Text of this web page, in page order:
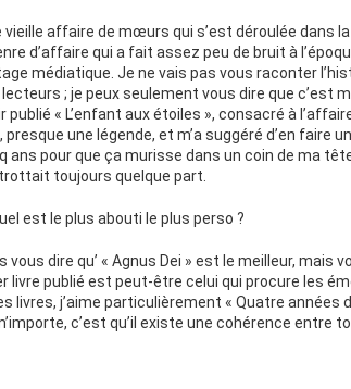
affaire de mœurs qui s’est déroulée dans
d’affaire qui a fait assez peu de bruit à
médiatique. Je ne vais pas vous raconter
; je peux seulement vous dire que c’est
« L’enfant aux étoiles », consacré à
une légende, et m’a suggéré d’en faire un
pour que ça murisse dans un coin de ma
toujours quelque part.
est le plus abouti le plus perso ?
dire qu’ « Agnus Dei » est le meilleur, mais
livre publié est peut-être celui qui procure les
livres, j’aime particulièrement « Quatre années
c’est qu’il existe une cohérence entre